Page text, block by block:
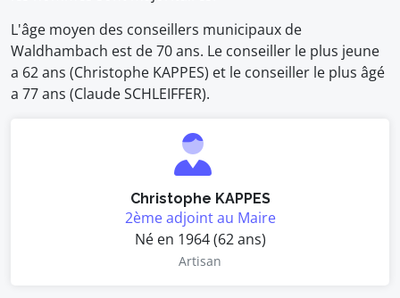
L'âge moyen des conseillers municipaux de
Waldhambach est de 70 ans. Le conseiller le plus jeune
a 62 ans (Christophe KAPPES) et le conseiller le plus âgé
a 77 ans (Claude SCHLEIFFER).
Christophe KAPPES
2ème adjoint au Maire
Né en 1964 (62 ans)
Artisan